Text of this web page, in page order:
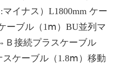
イナス）L1800mm ケー
ーブル（1ⅿ）BU並列マ
接続プラスケーブル
ケーブル（1.8ⅿ）移動